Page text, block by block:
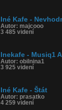
Iné Kafe -
Autor: majcooo
3 485 videní
Inekafe - Musiq1
Autor: obilnina1
3 925 videní
Iné Kafe - Štát
Autor: prasatko
4 259 videní